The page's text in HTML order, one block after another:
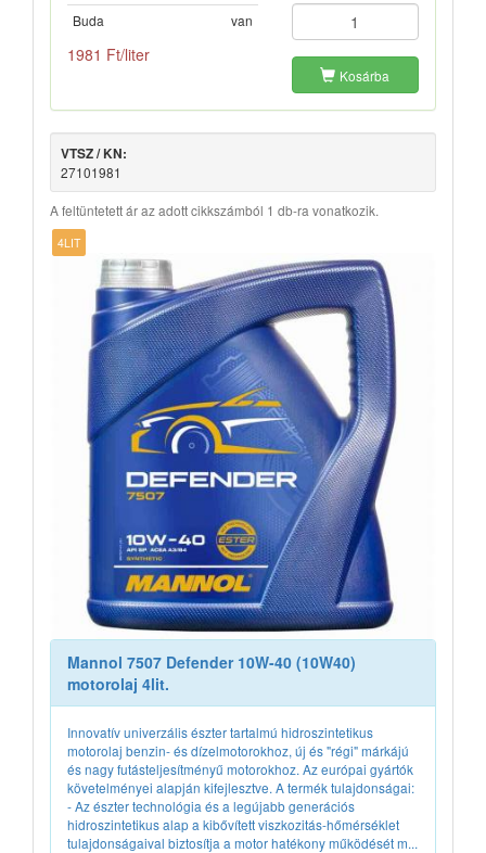
Buda
van
1981 Ft/liter
Kosárba
VTSZ / KN:
27101981
A feltüntetett ár az adott cikkszámból 1 db-ra vonatkozik.
4LIT
Mannol 7507 Defender 10W-40 (10W40)
motorolaj 4lit.
Innovatív univerzális észter tartalmú hidroszintetikus
motorolaj benzin- és dízelmotorokhoz, új és "régi" márkájú
és nagy futásteljesítményű motorokhoz. Az európai gyártók
követelményei alapján kifejlesztve. A termék tulajdonságai:
- Az észter technológia és a legújabb generációs
hidroszintetikus alap a kibővített viszkozitás-hőmérséklet
tulajdonságaival biztosítja a motor hatékony működését m...